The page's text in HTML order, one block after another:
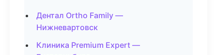
Дентал Ortho Family —
Нижневартовск
Клиника Premium Expert —